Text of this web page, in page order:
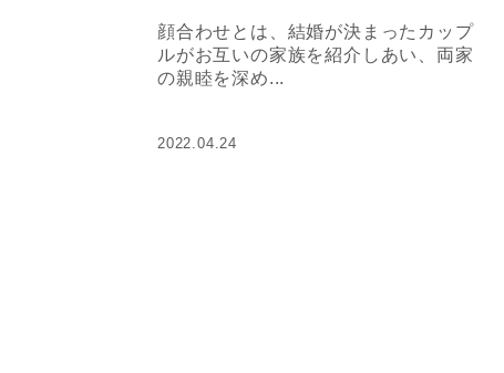
顔合わせとは、結婚が決まったカップ
ルがお互いの家族を紹介しあい、両家
の親睦を深め...
2022.04.24